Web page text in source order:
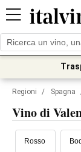
Regioni / Spagna
Vino di
Rosso